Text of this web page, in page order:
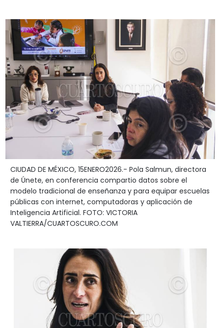
CIUDAD DE MÉXICO, 15ENERO2026.- Pola Salmun, directora
de Únete, en conferencia compartio datos sobre el
modelo tradicional de enseñanza y para equipar escuelas
públicas con internet, computadoras y aplicación de
Inteligencia Artificial. FOTO: VICTORIA
VALTIERRA/CUARTOSCURO.COM